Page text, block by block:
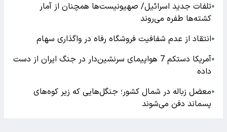
●تلفات جدید اسرائیل/ صهیونیست‌ها همچنان از آمار
کشته‌ها طفره می‌روند
●انتقاد از عدم شفافیت فروشگاه رفاه در واگذاری سهام
●
آمریکا دستکم 7 هواپیمای سرنشین‌دار در جنگ ایران از دست
داده
●معضل زباله در شمال کشور؛ جنگل‌هایی که زیر کوه‌های
پسماند دفن می‌شوند